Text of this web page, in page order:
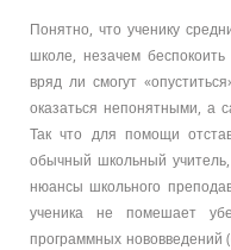
Понятно, что ученику
школе, незачем
вряд ли смогут
оказаться непонятными, а
Так что для помощи
обычный школьный
нюансы школьного
ученика не помешает
программных нововведений